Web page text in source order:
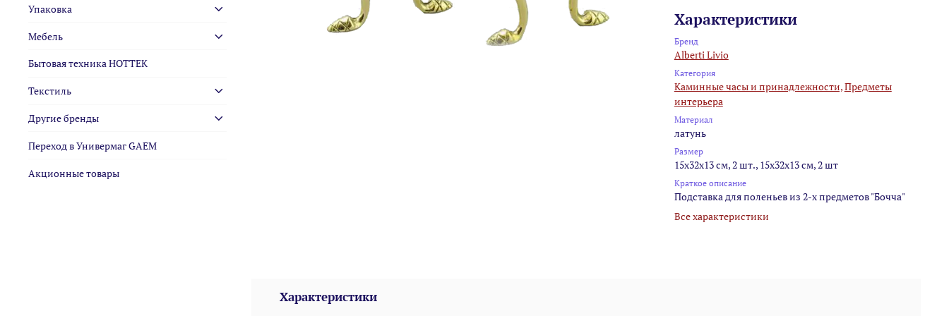
Характеристики
Бренд
Alberti Livio
Категория
Каминные часы и принадлежности,Предметы
интерьера
Материал
латунь
Размер
15x32x13 см, 2 шт., 15x32x13 см, 2 шт
Краткое описание
Подставка для поленьев из 2-х предметов "Бочча"
Все характеристики
Характеристики
Упаковка
Мебель
Бытовая техника HOTTEK
Текстиль
Другие бренды
Переход в Универмаг GAEM
Акционные товары